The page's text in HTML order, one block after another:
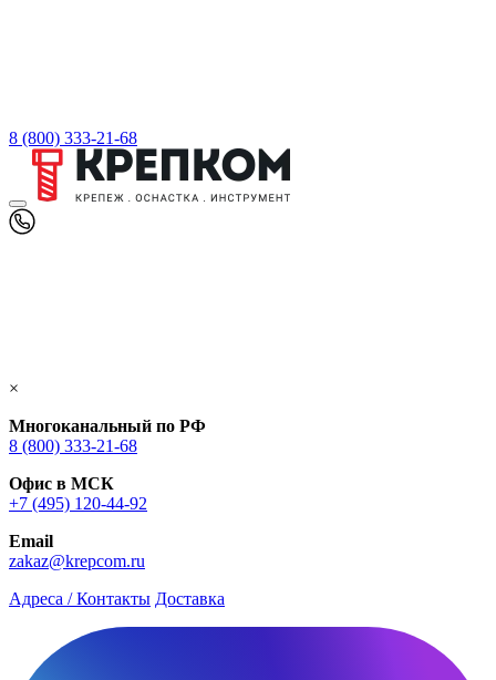
8 (800) 333-21-68
×
Многоканальный по РФ
8 (800) 333‑21-68
Офис в МСК
+7 (495) 120-44-92
Email
zakaz@krepcom.ru
Адреса / Контакты Доставка